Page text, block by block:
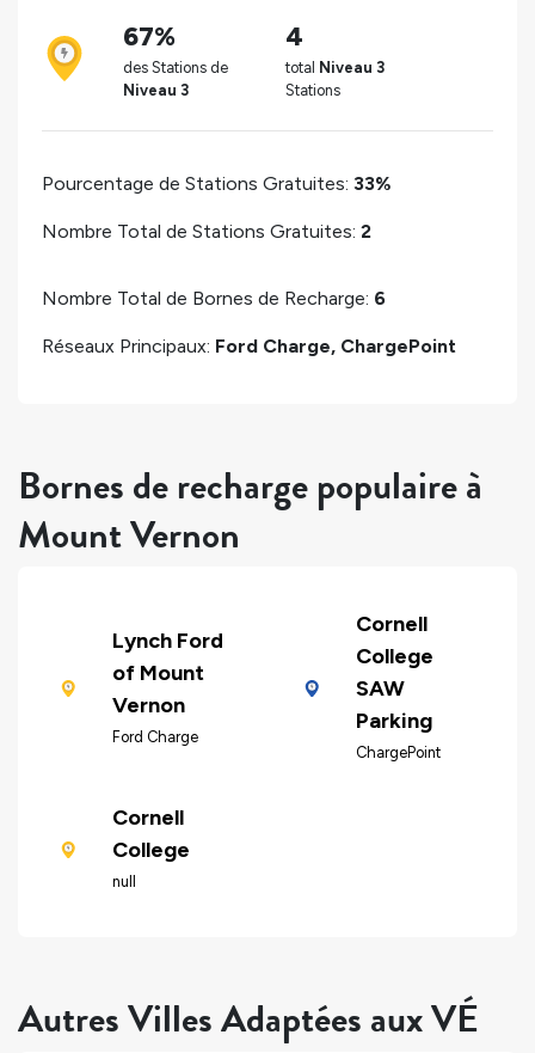
67%
des Stations de
Niveau 3
4
total Niveau 3
Stations
Pourcentage de Stations Gratuites: 33%
Nombre Total de Stations Gratuites: 2
Nombre Total de Bornes de Recharge: 6
Réseaux Principaux: Ford Charge, ChargePoint
Bornes de recharge populaire à
Mount Vernon
Lynch Ford
of Mount
Vernon
Ford Charge
Cornell
College
SAW
Parking
ChargePoint
Cornell
College
null
Autres Villes Adaptées aux VÉ